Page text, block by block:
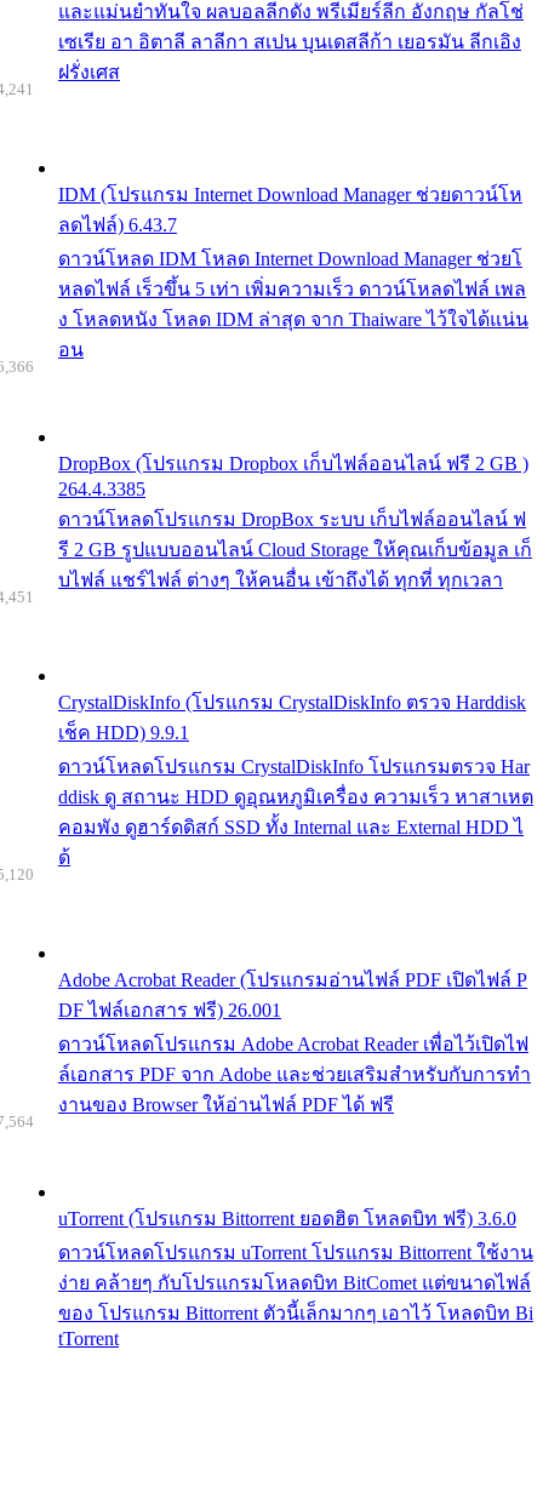
และแม่นยำทันใจ ผลบอลลีกดัง พรีเมียร์ลีก อังกฤษ กัลโช่
เซเรีย อา อิตาลี ลาลีกา สเปน บุนเดสลีก้า เยอรมัน ลีกเอิง
ฝรั่งเศส
IDM (โปรแกรม Internet Download Manager ช่วยดาวน์โห
ลดไฟล์) 6.43.7
ดาวน์โหลด IDM โหลด Internet Download Manager ช่วยโ
หลดไฟล์ เร็วขึ้น 5 เท่า เพิ่มความเร็ว ดาวน์โหลดไฟล์ เพล
ง โหลดหนัง โหลด IDM ล่าสุด จาก Thaiware ไว้ใจได้แน่น
อน
DropBox (โปรแกรม Dropbox เก็บไฟล์ออนไลน์ ฟรี 2 GB )
264.4.3385
ดาวน์โหลดโปรแกรม DropBox ระบบ เก็บไฟล์ออนไลน์ ฟ
รี 2 GB รูปแบบออนไลน์ Cloud Storage ให้คุณเก็บข้อมูล เก็
บไฟล์ แชร์ไฟล์ ต่างๆ ให้คนอื่น เข้าถึงได้ ทุกที่ ทุกเวลา
CrystalDiskInfo (โปรแกรม CrystalDiskInfo ตรวจ Harddisk
เช็ค HDD) 9.9.1
ดาวน์โหลดโปรแกรม CrystalDiskInfo โปรแกรมตรวจ Har
ddisk ดู สถานะ HDD ดูอุณหภูมิเครื่อง ความเร็ว หาสาเหต
คอมพัง ดูฮาร์ดดิสก์ SSD ทั้ง Internal และ External HDD ไ
ด้
Adobe Acrobat Reader (โปรแกรมอ่านไฟล์ PDF เปิดไฟล์ P
DF ไฟล์เอกสาร ฟรี) 26.001
ดาวน์โหลดโปรแกรม Adobe Acrobat Reader เพื่อไว้เปิดไฟ
ล์เอกสาร PDF จาก Adobe และช่วยเสริมสำหรับกับการทำ
งานของ Browser ให้อ่านไฟล์ PDF ได้ ฟรี
uTorrent (โปรแกรม Bittorrent ยอดฮิต โหลดบิท ฟรี) 3.6.0
ดาวน์โหลดโปรแกรม uTorrent โปรแกรม Bittorrent ใช้งาน
ง่าย คล้ายๆ กับโปรแกรมโหลดบิท BitComet แต่ขนาดไฟล์
ของ โปรแกรม Bittorrent ตัวนี้เล็กมากๆ เอาไว้ โหลดบิท Bi
tTorrent